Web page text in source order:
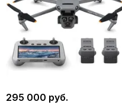
295 000 руб.